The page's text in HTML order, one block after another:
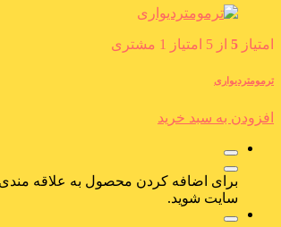
امتیاز 5 از 5 امتیاز 1 مشتری
ترمومتردیواری
افزودن به سبد خرید
برای اضافه کردن محصول به علاقه مندی
سایت شوید.